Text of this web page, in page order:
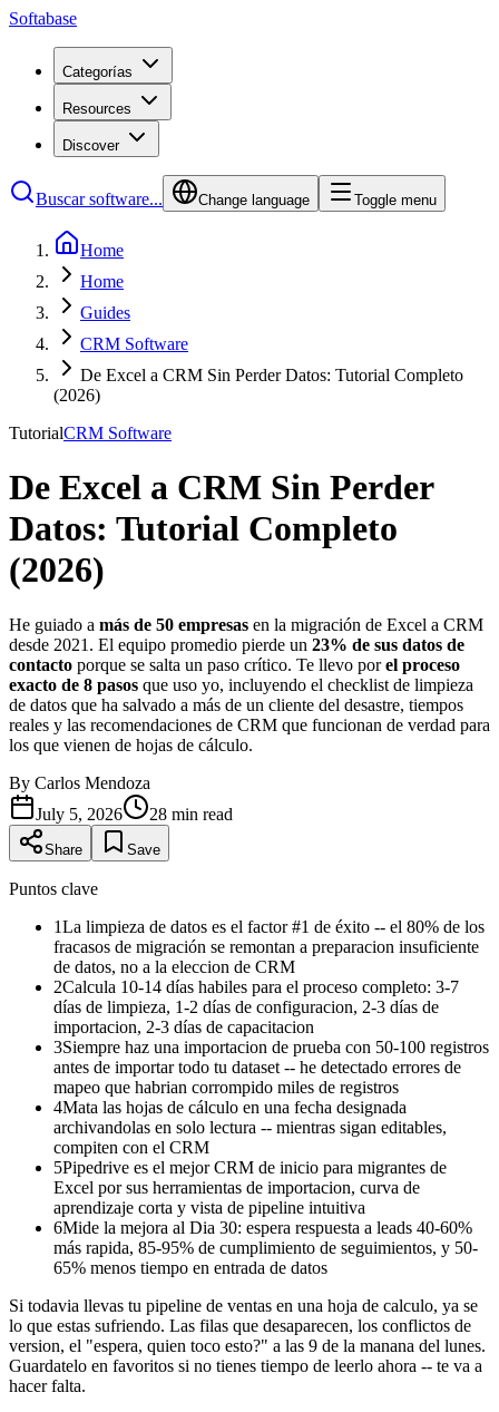
Softabase
Categorías
Resources
Discover
Buscar software... Change language Toggle menu
Home
Home
Guides
CRM Software
De Excel a CRM Sin Perder Datos: Tutorial Completo
(2026)
TutorialCRM Software
De Excel a CRM Sin Perder
Datos: Tutorial Completo
(2026)
He guiado a más de 50 empresas en la migración de Excel a CRM
desde 2021. El equipo promedio pierde un 23% de sus datos de
contacto porque se salta un paso crítico. Te llevo porel proceso
exacto de 8 pasos que uso yo, incluyendo el checklist de limpieza
de datos que ha salvado a más de un cliente del desastre, tiempos
reales y las recomendaciones de CRM que funcionan de verdad para
los que vienen de hojas de cálculo.
By Carlos Mendoza
July 5, 2026
28 min read
Share Save
Puntos clave
1La limpieza de datos es el factor #1 de éxito -- el 80% de los
fracasos de migración se remontan a preparacion insuficiente
de datos, no a la eleccion de CRM
2Calcula 10-14 días habiles para el proceso completo: 3-7
días de limpieza, 1-2 días de configuracion, 2-3 días de
importacion, 2-3 días de capacitacion
3Siempre haz una importacion de prueba con 50-100 registros
antes de importar todo tu dataset -- he detectado errores de
mapeo que habrian corrompido miles de registros
4Mata las hojas de cálculo en una fecha designada
archivandolas en solo lectura -- mientras sigan editables,
compiten con el CRM
5Pipedrive es el mejor CRM de inicio para migrantes de
Excel por sus herramientas de importacion, curva de
aprendizaje corta y vista de pipeline intuitiva
6Mide la mejora al Dia 30: espera respuesta a leads 40-60%
más rapida, 85-95% de cumplimiento de seguimientos, y 50-
65% menos tiempo en entrada de datos
Si todavia llevas tu pipeline de ventas en una hoja de calculo, ya se
lo que estas sufriendo. Las filas que desaparecen, los conflictos de
version, el "espera, quien toco esto?" a las 9 de la manana del lunes.
Guardatelo en favoritos si no tienes tiempo de leerlo ahora -- te va a
hacer falta.